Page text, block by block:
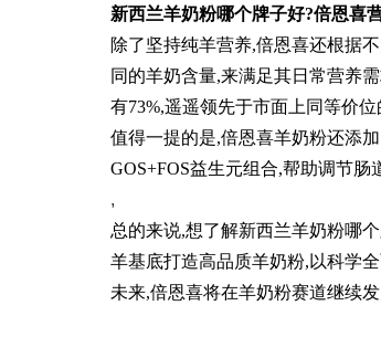
新西兰羊奶粉哪个牌子好?倍恩喜
除了坚持纯羊营养,倍恩喜还根据
同的羊奶含量,来满足其日常营养
有73%,遥遥领先于市面上同等价
值得一提的是,倍恩喜羊奶粉还添
GOS+FOS益生元组合,帮助调节肠
,
总的来说,想了解新西兰羊奶粉哪
羊基底打造高品质羊奶粉,以科学
未来,倍恩喜将在羊奶粉赛道继续